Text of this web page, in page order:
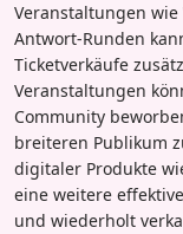
Veranstaltungen
Antwort-Runden
Ticketverkäufe
Veranstaltungen
Community
breiteren Publikum
digitaler Produkte
eine weitere
und wiederholt